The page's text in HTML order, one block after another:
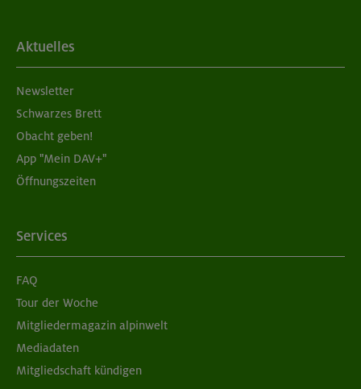
Aktuelles
Newsletter
Schwarzes Brett
Obacht geben!
App "Mein DAV+"
Öffnungszeiten
Services
FAQ
Tour der Woche
Mitgliedermagazin alpinwelt
Mediadaten
Mitgliedschaft kündigen